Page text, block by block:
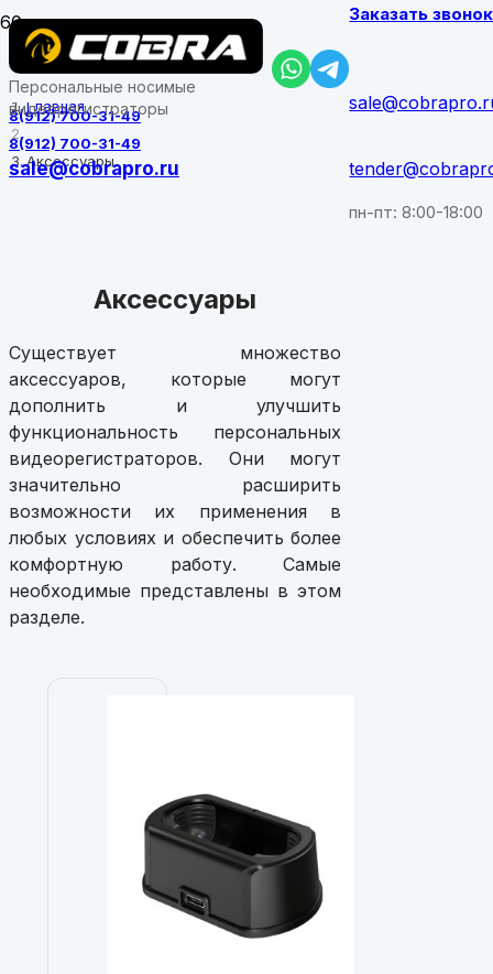
Персональные носимые
видеорегистраторы
Заказать звонок
пн-пт: 8:00-18:00
8(912) 700-31-49
8(912) 700-31-49
sale@cobrapro.ru
Главная
Аксессуары
Аксессуары
Существует множество
аксессуаров, которые могут
дополнить и улучшить
функциональность персональных
видеорегистраторов. Они могут
значительно расширить
возможности их применения в
любых условиях и обеспечить более
комфортную работу. Самые
необходимые представлены в этом
разделе.